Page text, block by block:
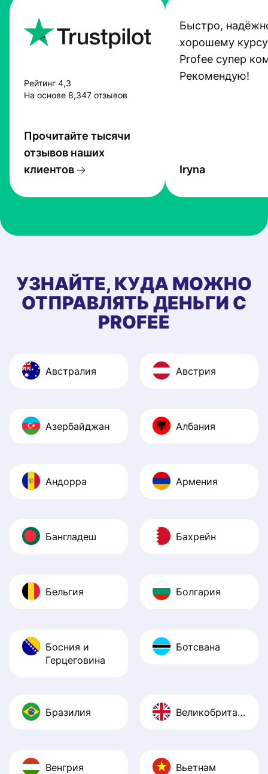
Рейтинг 4,3
На основе 8,347 отзывов
Прочитайте тысячи
отзывов наших
клиентов
Быстро,
хорошему
Profee супер
Рекомендую!
Iryna
УЗНАЙТЕ, КУДА МОЖНО
ОТПРАВЛЯТЬ ДЕНЬГИ С
PROFEE
Австралия Австрия
Азербайджан Албания
Андорра Армения
Бангладеш Бахрейн
Бельгия Болгария
Босния и
Герцеговина
Ботсвана
Бразилия Великобритания
Венгрия Вьетнам